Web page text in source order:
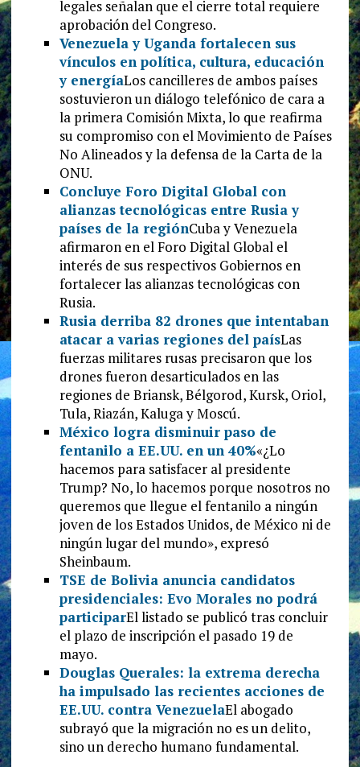
legales señalan que el cierre total requiere
aprobación del Congreso.
Venezuela y Uganda fortalecen sus
vínculos en política, cultura, educación
y energíaLos cancilleres de ambos países
sostuvieron un diálogo telefónico de cara a
la primera Comisión Mixta, lo que reafirma
su compromiso con el Movimiento de Países
No Alineados y la defensa de la Carta de la
ONU.
Concluye Foro Digital Global con
alianzas tecnológicas entre Rusia y
países de la regiónCuba y Venezuela
afirmaron en el Foro Digital Global el
interés de sus respectivos Gobiernos en
fortalecer las alianzas tecnológicas con
Rusia.
Rusia derriba 82 drones que intentaban
atacar a varias regiones del paísLas
fuerzas militares rusas precisaron que los
drones fueron desarticulados en las
regiones de Briansk, Bélgorod, Kursk, Oriol,
Tula, Riazán, Kaluga y Moscú.
México logra disminuir paso de
fentanilo a EE.UU. en un 40%«¿Lo
hacemos para satisfacer al presidente
Trump? No, lo hacemos porque nosotros no
queremos que llegue el fentanilo a ningún
joven de los Estados Unidos, de México ni de
ningún lugar del mundo», expresó
Sheinbaum.
TSE de Bolivia anuncia candidatos
presidenciales: Evo Morales no podrá
participarEl listado se publicó tras concluir
el plazo de inscripción el pasado 19 de
mayo.
Douglas Querales: la extrema derecha
ha impulsado las recientes acciones de
EE.UU. contra VenezuelaEl abogado
subrayó que la migración no es un delito,
sino un derecho humano fundamental.